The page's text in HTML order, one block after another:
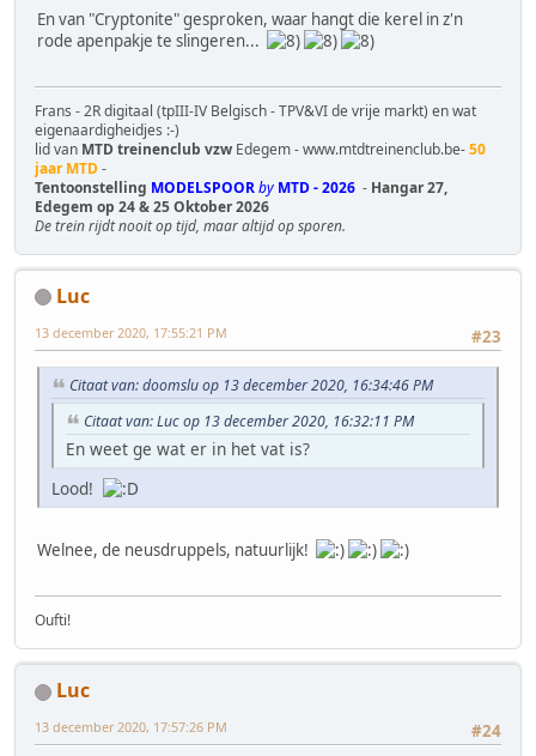
En van "Cryptonite" gesproken, waar hangt die kerel in z'n
rode apenpakje te slingeren...
Frans - 2R digitaal (tpIII-IV Belgisch - TPV&VI de vrije markt) en wat
eigenaardigheidjes :-)
lid van MTD treinenclub vzw Edegem - www.mtdtreinenclub.be-50
jaar MTD-
Tentoonstelling MODELSPOORby MTD - 2026 - Hangar 27,
Edegem op 24 & 25 Oktober 2026
De trein rijdt nooit op tijd, maar altijd op sporen.
Luc
#23
13 december 2020, 17:55:21 PM
Citaat van: doomslu op 13 december 2020, 16:34:46 PM
Citaat van: Luc op 13 december 2020, 16:32:11 PM
En weet ge wat er in het vat is?
Lood!
Welnee, de neusdruppels, natuurlijk!
Oufti!
Luc
#24
13 december 2020, 17:57:26 PM